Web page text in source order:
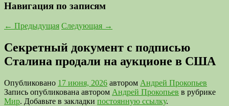
Навигация по записям
← Предыдущая Следующая →
Секретный документ с подписью
Сталина продали на аукционе в США
Опубликовано 17 июня, 2026 автором Андрей Прокопьев
Запись опубликована автором Андрей Прокопьев в рубрике
Мир. Добавьте в закладки постоянную ссылку.